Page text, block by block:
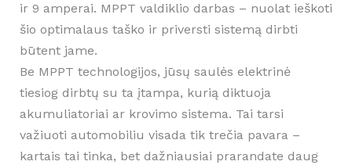
ir 9 amperai. MPPT valdiklio darbas – nuolat ieškoti
šio optimalaus taško ir priversti sistemą dirbti
būtent jame.
Be MPPT technologijos, jūsų saulės elektrinė
tiesiog dirbtų su ta įtampa, kurią diktuoja
akumuliatoriai ar krovimo sistema. Tai tarsi
važiuoti automobiliu visada tik trečia pavara –
kartais tai tinka, bet dažniausiai prarandate daug